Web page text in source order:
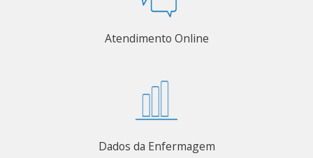
Atendimento Online
Dados da Enfermagem